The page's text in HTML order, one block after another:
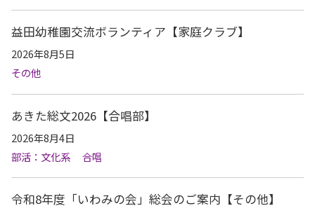
益田幼稚園交流ボランティア【家庭クラブ】
2026年8月5日
その他
あきた総文2026【合唱部】
2026年8月4日
部活：文化系
合唱
令和8年度「いわみの会」総会のご案内【その他】